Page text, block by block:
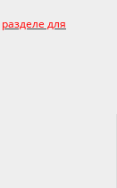
разделе для